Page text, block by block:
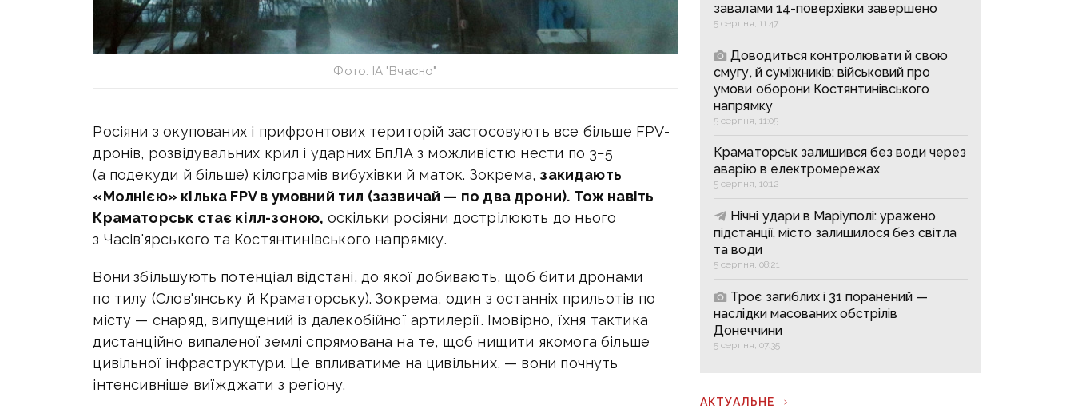
Фото: ІА "Вчасно"
Росіяни з окупованих і прифронтових територій застосовують все більше FPV-
дронів, розвідувальних крил і ударних БпЛА з можливістю нести по 3−5
(а подекуди й більше) кілограмів вибухівки й маток. Зокрема, закидають
«Молнією» кілька FPV в умовний тил (зазвичай — по два дрони). Тож навіть
Краматорськ стає кілл-зоною, оскільки росіяни дострілюють до нього
з Часів'ярського та Костянтинівського напрямку.
Вони збільшують потенціал відстані, до якої добивають, щоб бити дронами
по тилу (Слов'янську й Краматорську). Зокрема, один з останніх прильотів по
місту — снаряд, випущений із далекобійної артилерії. Імовірно, їхня тактика
дистанційно випаленої землі спрямована на те, щоб нищити якомога більше
цивільної інфраструктури. Це впливатиме на цивільних, — вони почнуть
інтенсивніше виїжджати з регіону.
завалами 14-поверхівки завершено
5 серпня, 11:47
Доводиться контролювати й свою
смугу, й суміжників: військовий про
умови оборони Костянтинівського
напрямку
5 серпня, 11:05
Краматорськ залишився без води через
аварію в електромережах
5 серпня, 10:12
Нічні удари в Маріуполі: уражено
підстанції, місто залишилося без світла
та води
5 серпня, 08:21
Троє загиблих і 31 поранений —
наслідки масованих обстрілів
Донеччини
5 серпня, 07:35
АКТУАЛЬНЕ